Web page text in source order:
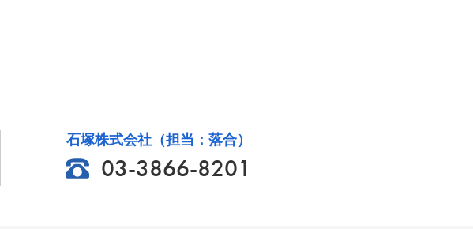
石塚株式会社（担当：落合）
03-3866-8201